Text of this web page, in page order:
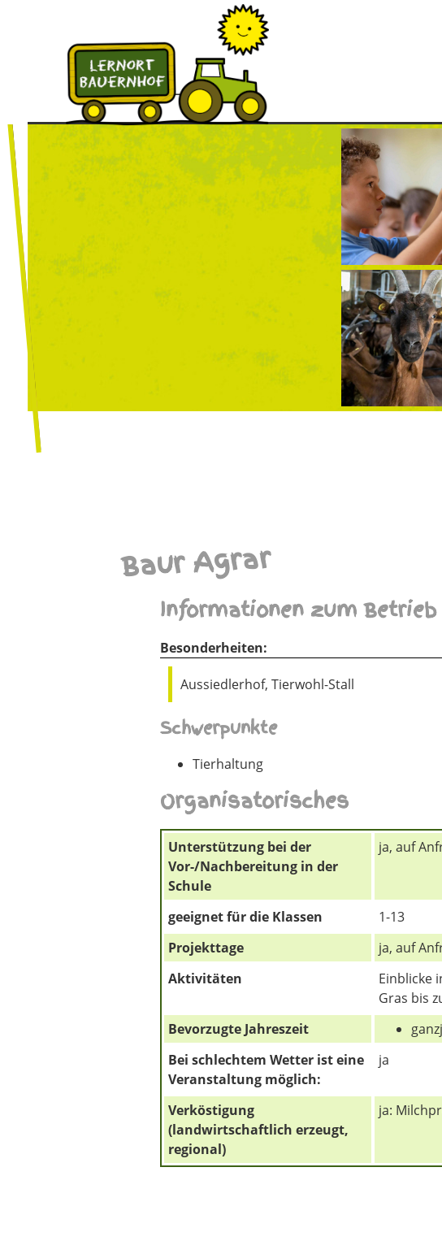
Baur Agrar
Informationen zum Betrieb
Besonderheiten:
Aussiedlerhof, Tierwohl-Stall
Schwerpunkte
Tierhaltung
Organisatorisches
Unterstützung bei der
Vor-/Nachbereitung in der
Schule
ja, auf
geeignet für die Klassen
1-13
Projekttage
ja, auf
Aktivitäten
Einblicke
Gras bis
Bevorzugte Jahreszeit
Bei schlechtem Wetter ist eine
Veranstaltung möglich:
ja
Verköstigung
(landwirtschaftlich erzeugt,
regional)
ja: